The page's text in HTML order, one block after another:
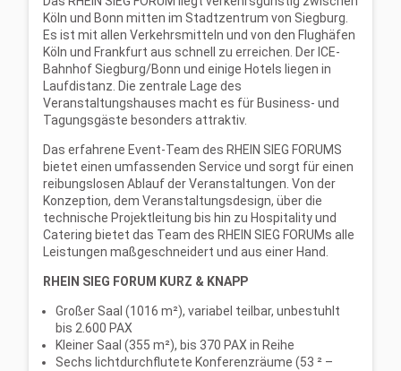
Köln und Bonn mitten im Stadtzentrum von Siegburg.
Es ist mit allen Verkehrsmitteln und von den Flughäfen
Köln und Frankfurt aus schnell zu erreichen. Der ICE-
Bahnhof Siegburg/Bonn und einige Hotels liegen in
Laufdistanz. Die zentrale Lage des
Veranstaltungshauses macht es für Business- und
Tagungsgäste besonders attraktiv.
Das erfahrene Event-Team des RHEIN SIEG FORUMS
bietet einen umfassenden Service und sorgt für einen
reibungslosen Ablauf der Veranstaltungen. Von der
Konzeption, dem Veranstaltungsdesign, über die
technische Projektleitung bis hin zu Hospitality und
Catering bietet das Team des RHEIN SIEG FORUMs alle
Leistungen maßgeschneidert und aus einer Hand.
RHEIN SIEG FORUM KURZ & KNAPP
Großer Saal (1016 m²), variabel teilbar, unbestuhlt
bis 2.600 PAX
Kleiner Saal (355 m²), bis 370 PAX in Reihe
Sechs lichtdurchflutete Konferenzräume (53 ² –